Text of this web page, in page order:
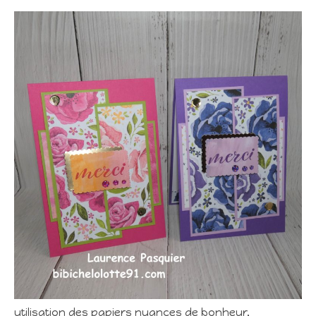
utilisation des papiers nuances de bonheur,